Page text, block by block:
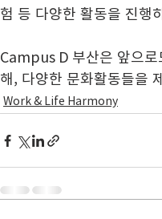
험 등 다양한 활동을 진행
Campus D 부산은 앞으로
해, 다양한 문화활동들을
Work & Life Harmony